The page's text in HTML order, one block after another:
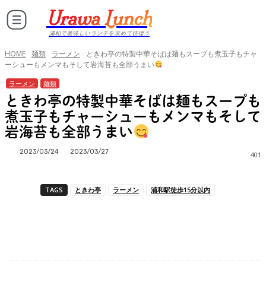
Urawa Lunch
浦和で美味しいランチを求めて彷徨う
HOME 麺類 ラーメン
ときわ亭の特製中華そばは麺もスープも煮玉子もチャ
ーシューもメンマもそして岩海苔も全部うまい
ラーメン 麺類
ときわ亭の特製中華そばは麺もスープも
煮玉子もチャーシューもメンマもそして
岩海苔も全部うまい
401
2023/03/24 2023/03/27
TAGS ときわ亭 ラーメン 浦和駅徒歩15分以内